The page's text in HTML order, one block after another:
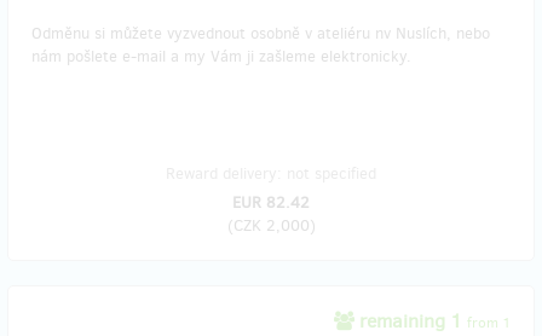
Odměnu si můžete vyzvednout osobně v ateliéru nv Nuslích, nebo
nám pošlete e-mail a my Vám ji zašleme elektronicky.
EUR 82.42
(CZK 2,000)
remaining 1 from 1